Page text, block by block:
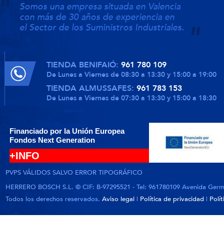
Somos una empresa situada en Valencia
con más de 30 años de experiencia en
el Sector de los Suministros Industriales.
TIENDA BENIFAIÓ: 961 780 109
De Lunes a Viernes de 08:30 a 13:30 y 15:00 a 19:00
TIENDA ALMUSSAFES: 961 783 153
De Lunes a Viernes de 07:30 a 13:30 y 15:00 a 18:30
Financiado por la Unión Europea
Fondos Next Generation
+INFO
PVPS VÁLIDOS SALVO ERROR TIPOGRÁFICO
HERRERO BOSCH S.L. © CIF: B-97295521 - Tel: 961780109 Avenida
Todos los derechos reservados. Aviso legal | Política de privacidad |